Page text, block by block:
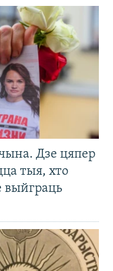
Дзе цяпер
тыя, хто
выйграць